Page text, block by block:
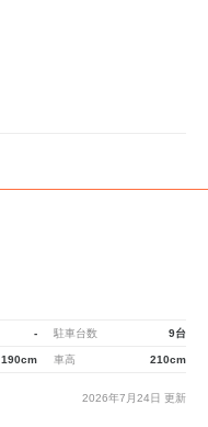
- 駐車台数 9台
190cm 車高 210cm
2026年7月24日 更新